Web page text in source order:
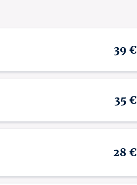
39 €
35 €
28 €